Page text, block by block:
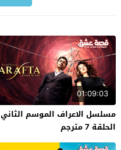
01:09:03
مسلسل الاعراف الموسم الثاني
الحلقة 7 مترجم